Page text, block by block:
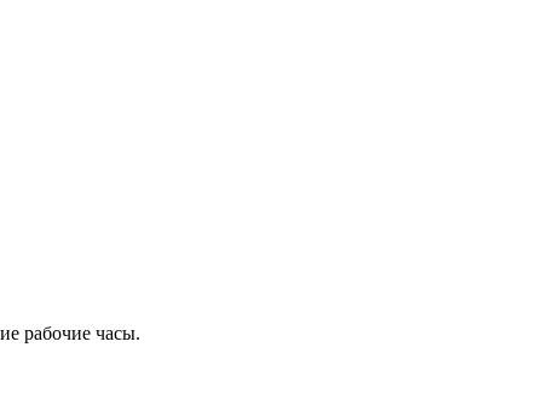
рабочие часы.